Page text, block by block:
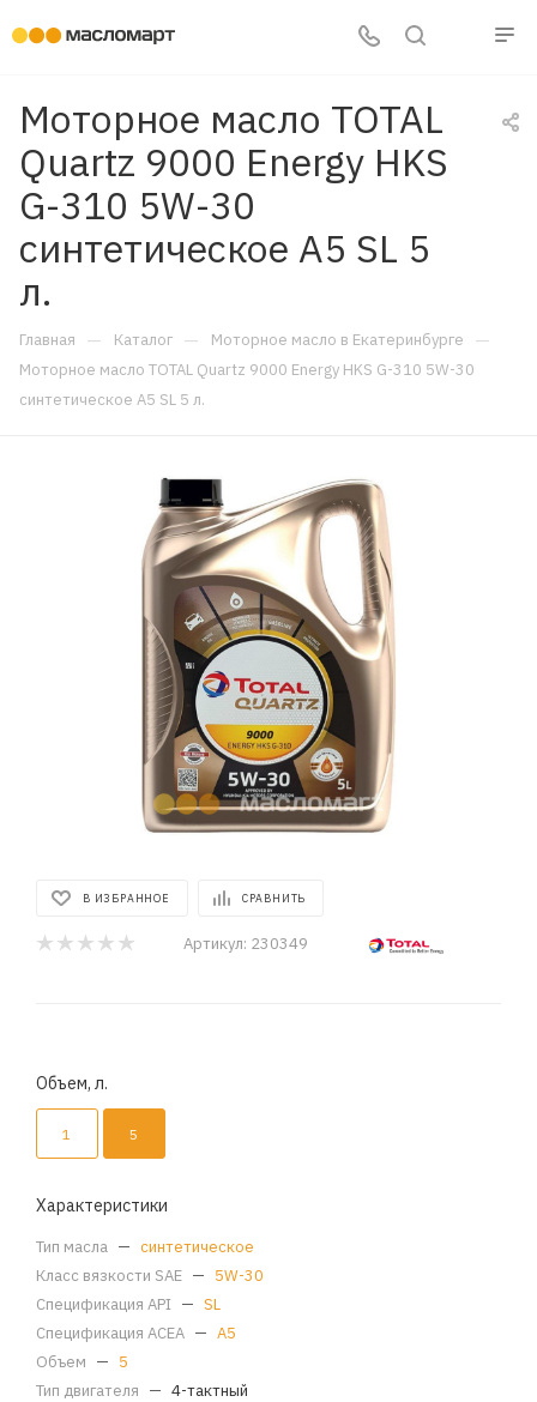
Моторное масло TOTAL
Quartz 9000 Energy HKS
G-310 5W-30
синтетическое A5 SL 5
л.
Главная — Каталог — Моторное масло в Екатеринбурге —
Моторное масло TOTAL Quartz 9000 Energy HKS G-310 5W-30
синтетическое A5 SL 5 л.
В ИЗБРАННОЕ СРАВНИТЬ
Артикул: 230349
Объем, л.
1 5
Характеристики
Тип масла — синтетическое
Класс вязкости SAE — 5W-30
Спецификация API — SL
Спецификация ACEA — A5
Объем — 5
Тип двигателя — 4-тактный